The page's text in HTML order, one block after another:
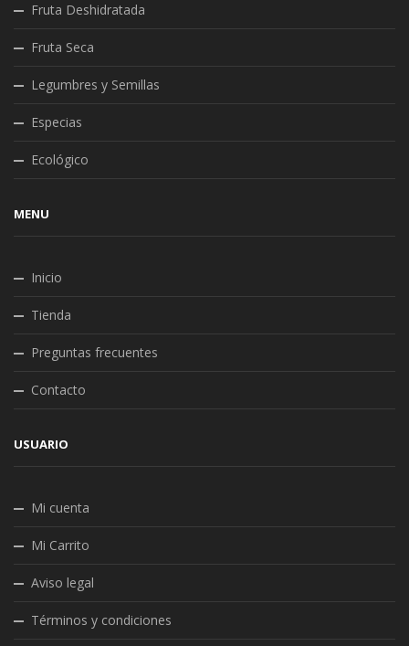
Fruta Deshidratada
Fruta Seca
Legumbres y Semillas
Especias
Ecológico
MENU
Inicio
Tienda
Preguntas frecuentes
Contacto
USUARIO
Mi cuenta
Mi Carrito
Aviso legal
Términos y condiciones